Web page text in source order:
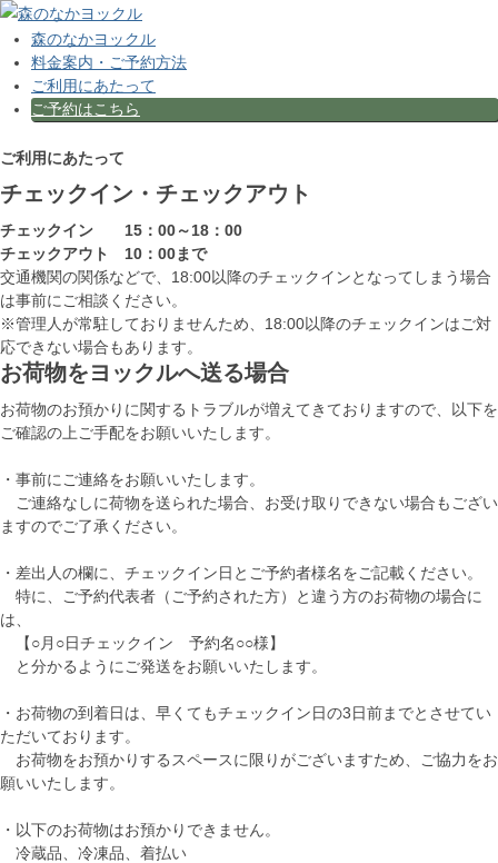
森のなかヨックル
料金案内・ご予約方法
ご利用にあたって
ご予約はこちら
ご利用にあたって
チェックイン・チェックアウト
チェックイン 15：00～18：00
チェックアウト 10：00まで
交通機関の関係などで、18:00以降のチェックインとなってしまう場合
は事前にご相談ください。
※管理人が常駐しておりませんため、18:00以降のチェックインはご対
応できない場合もあります。
お荷物をヨックルへ送る場合
お荷物のお預かりに関するトラブルが増えてきておりますので、以下を
ご確認の上ご手配をお願いいたします。
・事前にご連絡をお願いいたします。
ご連絡なしに荷物を送られた場合、お受け取りできない場合もござい
ますのでご了承ください。
・差出人の欄に、チェックイン日とご予約者様名をご記載ください。
特に、ご予約代表者（ご予約された方）と違う方のお荷物の場合に
は、
【○月○日チェックイン 予約名○○様】
と分かるようにご発送をお願いいたします。
・お荷物の到着日は、早くてもチェックイン日の3日前までとさせてい
ただいております。
お荷物をお預かりするスペースに限りがございますため、ご協力をお
願いいたします。
・以下のお荷物はお預かりできません。
冷蔵品、冷凍品、着払い